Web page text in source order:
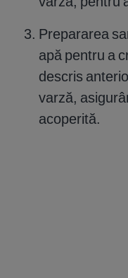
Prepararea
apă pentru a
descris
varză,
acoperită.